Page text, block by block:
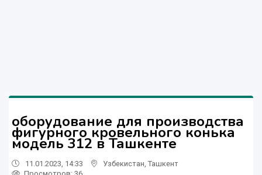
оборудование для производства
фигурного кровельного конька
модель 312 в Ташкенте
11.01.2023, 14:33 Узбекистан Ташкент